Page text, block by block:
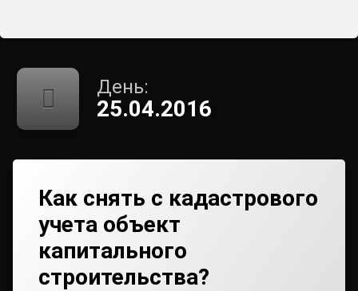
День:
25.04.2016
Как снять с кадастрового
учета объект
капитального
строительства?